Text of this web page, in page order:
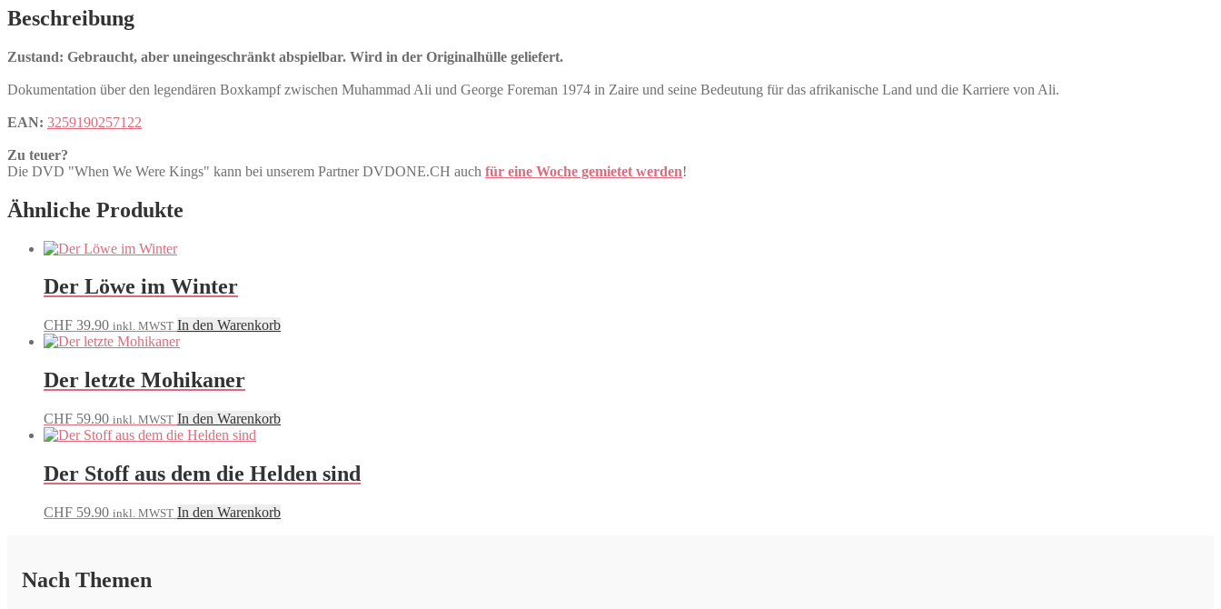
Beschreibung
Zustand: Gebraucht, aber uneingeschränkt abspielbar. Wird in der Originalhülle geliefert.
Dokumentation über den legendären Boxkampf zwischen Muhammad Ali und George Foreman 1974 in Zaire und seine Bedeutung für das afrikanische Land und die Karriere von Ali.
EAN: 3259190257122
Zu teuer?
Die DVD "When We Were Kings" kann bei unserem Partner DVDONE.CH auch für eine Woche gemietet werden!
Ähnliche Produkte
Der Löwe im Winter
CHF 39.90 inkl. MWST In den Warenkorb
Der letzte Mohikaner
CHF 59.90 inkl. MWST In den Warenkorb
Der Stoff aus dem die Helden sind
CHF 59.90 inkl. MWST In den Warenkorb
Nach Themen